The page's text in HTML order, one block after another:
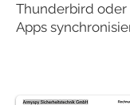
Thunderbird oder
Apps